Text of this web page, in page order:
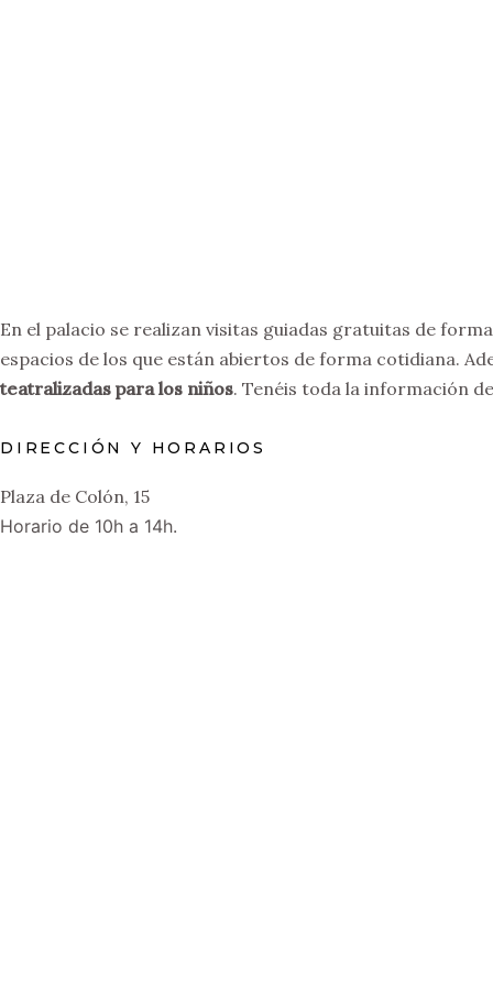
En el palacio se realizan visitas guiadas gratuitas de
espacios de los que están abiertos de forma cotidiana.
teatralizadas para los niños. Tenéis toda la información
DIRECCIÓN Y HORARIOS
Plaza de Colón, 15
Horario de 10h a 14h.